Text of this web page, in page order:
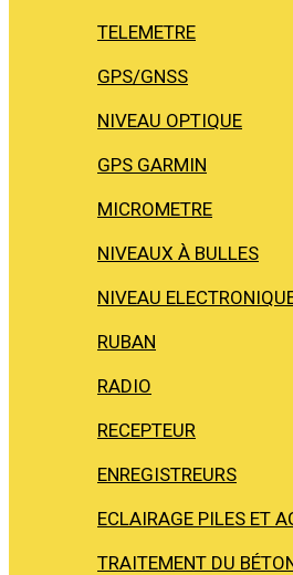
TELEMETRE
GPS/GNSS
NIVEAU OPTIQUE
GPS GARMIN
MICROMETRE
NIVEAUX À BULLES
NIVEAU
RUBAN
RADIO
RECEPTEUR
ENREGISTREURS
ECLAIRAGE PILES ET
TRAITEMENT DU